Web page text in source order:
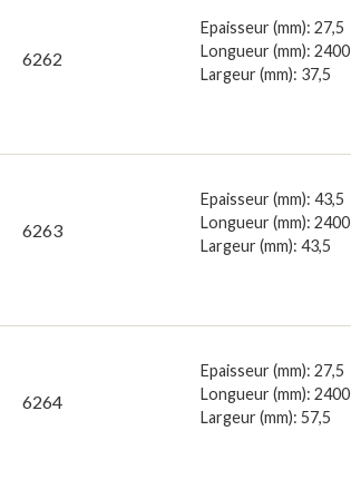
6262
Epaisseur (mm): 27,5
Longueur (mm): 2400
Largeur (mm): 37,5
6263
Epaisseur (mm): 43,5
Longueur (mm): 2400
Largeur (mm): 43,5
6264
Epaisseur (mm): 27,5
Longueur (mm): 2400
Largeur (mm): 57,5